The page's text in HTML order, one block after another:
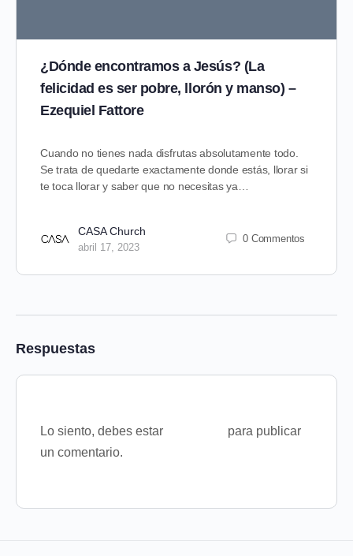
¿Dónde encontramos a Jesús? (La
felicidad es ser pobre, llorón y manso) –
Ezequiel Fattore
Cuando no tienes nada disfrutas absolutamente todo.
Se trata de quedarte exactamente donde estás, llorar si
te toca llorar y saber que no necesitas ya…
CASA Church
abril 17, 2023
0 Commentos
Respuestas
Lo siento, debes estar
para publicar
un comentario.